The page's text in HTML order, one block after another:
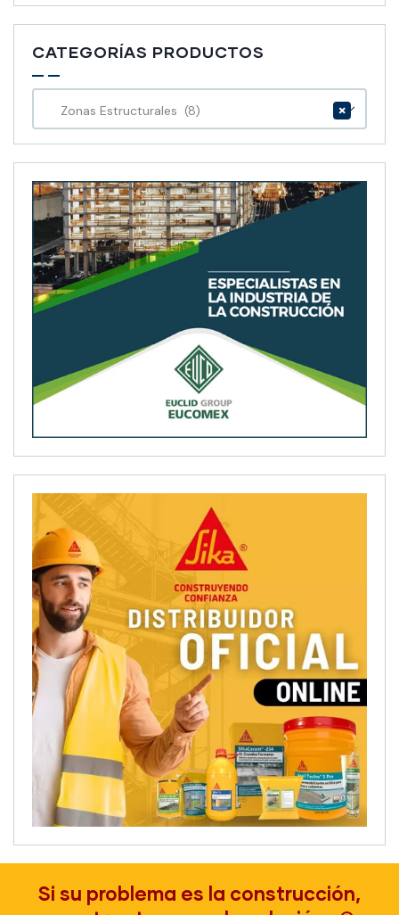
CATEGORÍAS PRODUCTOS
×
Zonas Estructurales (8)
Si su problema es la construcción,